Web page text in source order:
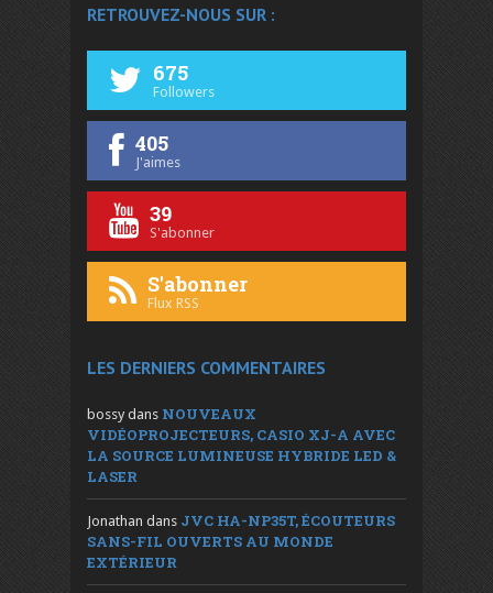
RETROUVEZ-NOUS SUR :
675
Followers
405
J'aimes
39
S'abonner
S'abonner
Flux RSS
LES DERNIERS COMMENTAIRES
bossy dans NOUVEAUX
VIDÉOPROJECTEURS, CASIO XJ-A AVEC
LA SOURCE LUMINEUSE HYBRIDE LED &
LASER
Jonathan dans JVC HA-NP35T, ÉCOUTEURS
SANS-FIL OUVERTS AU MONDE
EXTÉRIEUR